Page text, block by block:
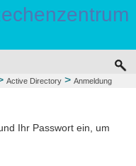
Active Directory > Anmeldung
Ihr Passwort ein, um